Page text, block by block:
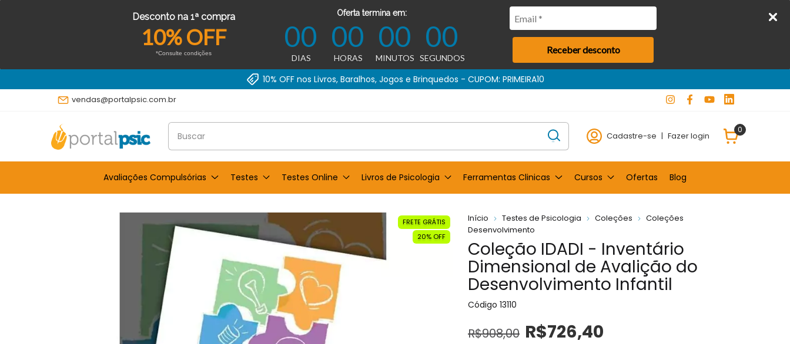
Desconto na 1ª compra
10% OFF
*Consulte condições
Oferta termina em:
00
DIAS
00
HORAS
00
MINUTOS
00
SEGUNDOS
Receber desconto
Compra garantida
vendas@portalpsic.com.br
Cadastre-se | Fazer login
0
Avaliações Compulsórias Testes Testes Online Livros de Psicologia Ferramentas Clinicas Cursos Ofertas Blog
FRETE GRÁTIS
20% OFF
Início Testes de Psicologia Coleções
Coleções
Desenvolvimento
Coleção IDADI - Inventário
Dimensional de Avalição do
Desenvolvimento Infantil
Código 13110
R$908,00 R$726,40